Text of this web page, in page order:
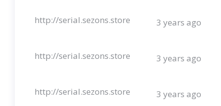
http://serial.sezons.store 3 years ago
http://serial.sezons.store 3 years ago
http://serial.sezons.store 3 years ago